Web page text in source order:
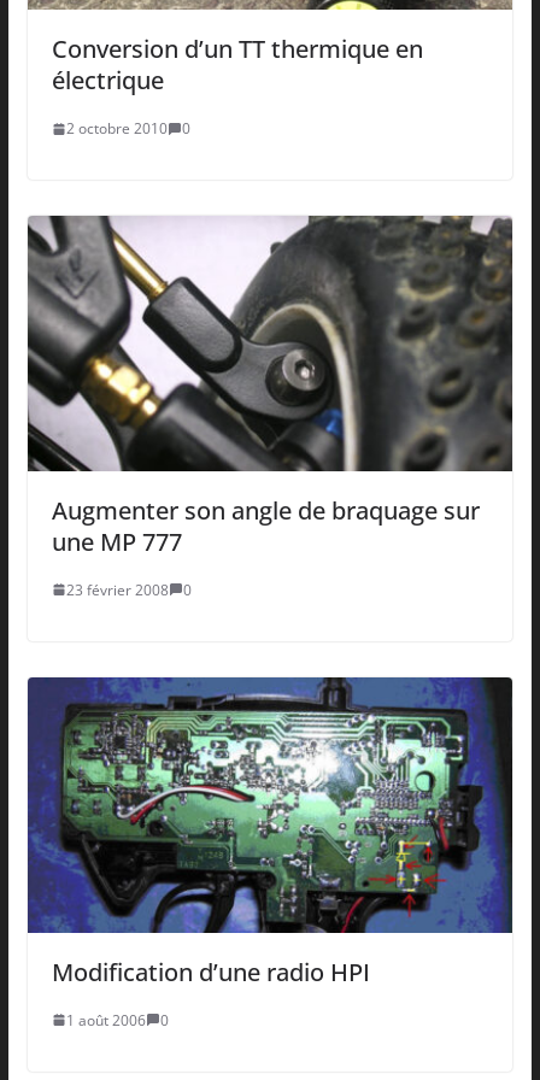
Conversion d’un TT thermique en
électrique
2 octobre 2010 0
Augmenter son angle de braquage sur
une MP 777
23 février 2008 0
Modification d’une radio HPI
1 août 2006 0